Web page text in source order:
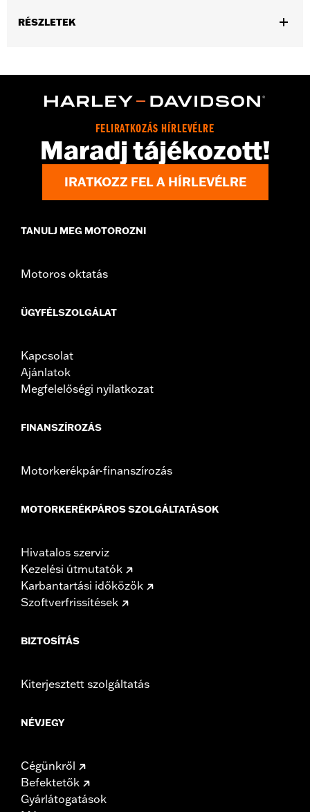
RÉSZLETEK
Position On Bike: Rear
set screws and Allen® wrench
WARRANTY:1 year limited warranty – Go towww.h-
d.com/warrantyfor full details
FELIRATKOZÁS HÍRLEVÉLRE
Maradj tájékozott!
IRATKOZZ FEL A HÍRLEVÉLRE
TANULJ MEG MOTOROZNI
Motoros oktatás
ÜGYFÉLSZOLGÁLAT
Kapcsolat
Ajánlatok
Megfelelőségi nyilatkozat
FINANSZÍROZÁS
Motorkerékpár-finanszírozás
MOTORKERÉKPÁROS SZOLGÁLTATÁSOK
Hivatalos szerviz
Kezelési útmutatók
Karbantartási időközök
Szoftverfrissítések
BIZTOSÍTÁS
Kiterjesztett szolgáltatás
NÉVJEGY
Cégünkről
Befektetők
Gyárlátogatások